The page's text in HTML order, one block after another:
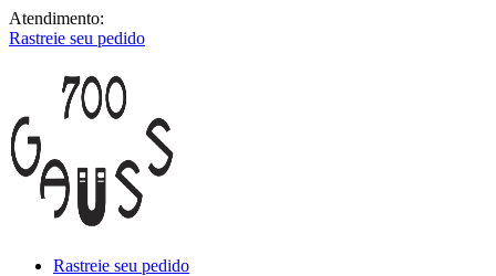
Atendimento:
Rastreie seu pedido
Rastreie seu pedido